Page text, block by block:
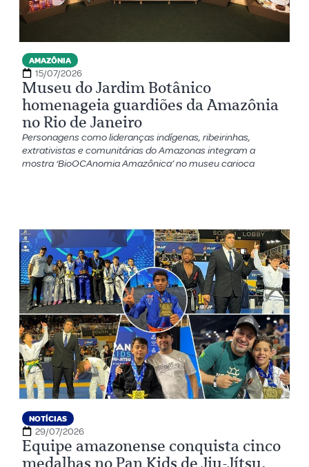
AMAZÔNIA
15/07/2026
Museu do Jardim Botânico
homenageia guardiões da Amazônia
no Rio de Janeiro
Personagens como lideranças indígenas, ribeirinhas,
extrativistas e comunitárias do Amazonas integram a
mostra ‘BioOCAnomia Amazônica’ no museu carioca
NOTÍCIAS
29/07/2026
Equipe amazonense conquista cinco
medalhas no Pan Kids de Jiu-Jítsu,